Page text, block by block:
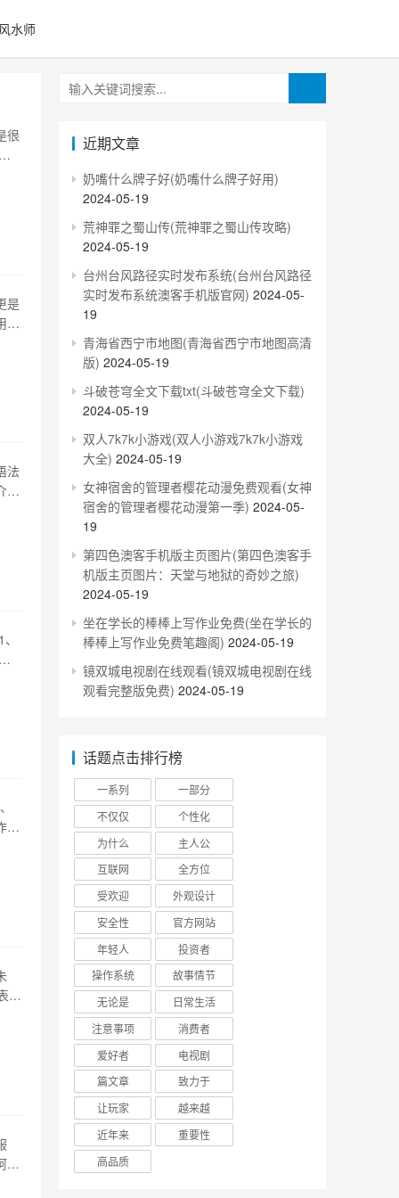
风水师
很
是
法
绍
为
，
里
近期文章
奶嘴什么牌子好(奶嘴什么牌子好用)
2024-05-19
荒神罪之蜀山传(荒神罪之蜀山传攻略)
2024-05-19
台州台风路径实时发布系统(台州台风路径
实时发布系统澳客手机版官网) 2024-05-
19
青海省西宁市地图(青海省西宁市地图高清
版) 2024-05-19
斗破苍穹全文下载txt(斗破苍穹全文下载)
2024-05-19
双人7k7k小游戏(双人小游戏7k7k小游戏
大全) 2024-05-19
女神宿舍的管理者樱花动漫免费观看(女神
宿舍的管理者樱花动漫第一季) 2024-05-
19
第四色澳客手机版主页图片(第四色澳客手
机版主页图片：天堂与地狱的奇妙之旅)
2024-05-19
坐在学长的棒棒上写作业免费(坐在学长的
棒棒上写作业免费笔趣阁) 2024-05-19
镜双城电视剧在线观看(镜双城电视剧在线
观看完整版免费) 2024-05-19
话题点击排行榜
一系列
一部分
不仅仅
个性化
为什么
主人公
互联网
全方位
受欢迎
外观设计
安全性
官方网站
年轻人
投资者
操作系统
故事情节
无论是
日常生活
注意事项
消费者
爱好者
电视剧
篇文章
致力于
让玩家
越来越
近年来
重要性
高品质